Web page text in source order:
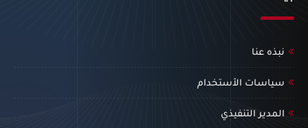
نبذه عنا
سياسات الأستخدام
المدير التنفيذي